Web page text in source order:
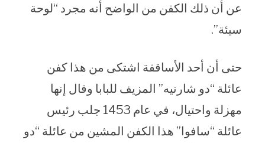
عن أن ذلك الكفن من الواضح أنه مجرد “لوحة
سيئة”.
حتى أن أحد الأساقفة اشتكى من هذا كفن
عائلة “دو شارنيه” المزيف للبابا وقال إنها
مهزلة واحتيال، في عام 1453 جلب رئيس
عائلة “سافوا” هذا الكفن المشين من عائلة “دو